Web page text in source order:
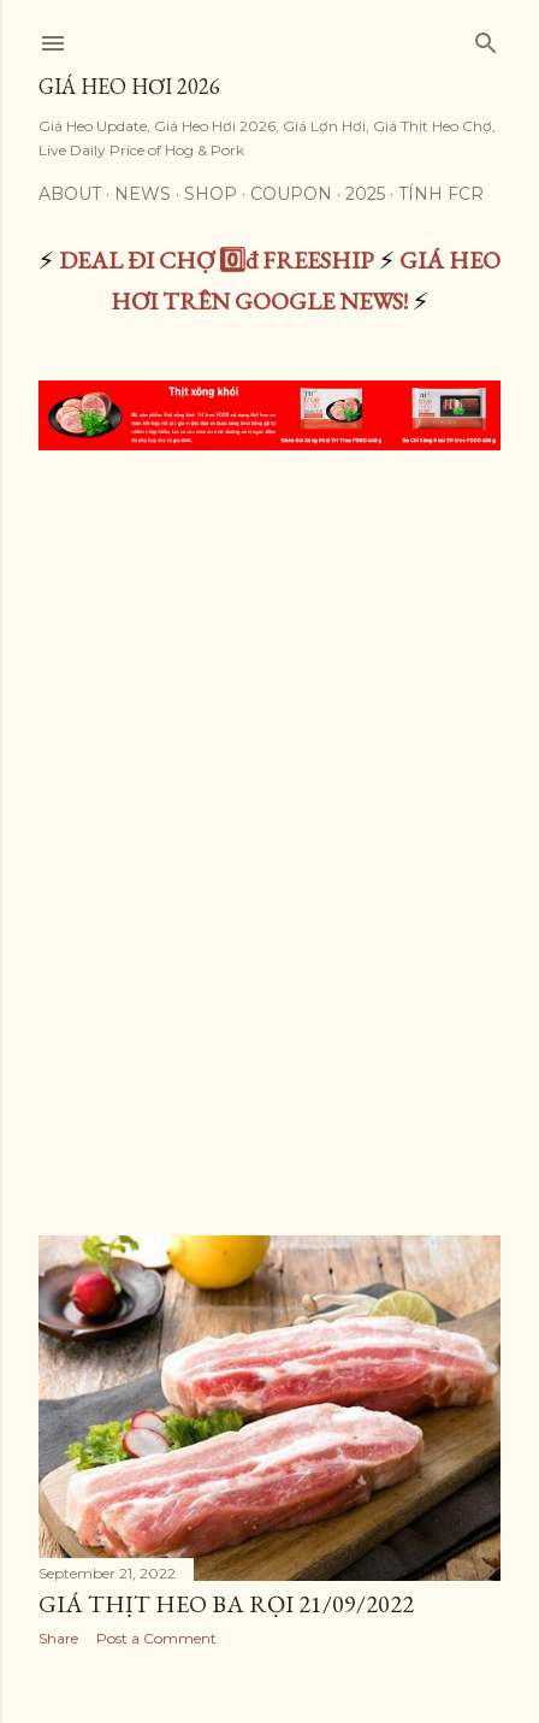
GIÁ HEO HƠI 2026
Giá Heo Update, Giá Heo Hơi 2026, Giá Lợn Hơi, Giá Thịt Heo Chợ,
Live Daily Price of Hog & Pork
ABOUT NEWS SHOP COUPON 2025 TÍNH FCR
⚡ DEAL ĐI CHỢ 0️⃣đ FREESHIP⚡ GIÁ HEO
HƠI TRÊN GOOGLE NEWS!⚡
s
t
s
September 21, 2022
GIÁ THỊT HEO BA RỌI 21/09/2022
Share Post a Comment